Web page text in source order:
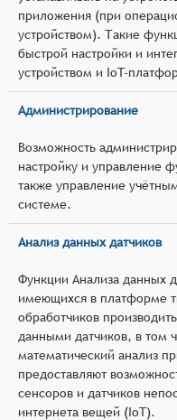
приложения (при
устройством). Такие
быстрой настройки и
устройством и IoT-
Администрирование
Возможность
настройку и управление
также управление
системе.
Анализ данных датчиков
Функции Анализа данных
имеющихся в платформе
обработчиков
данными датчиков, в том
математический анализ
предоставляют
сенсоров и датчиков
интернета вещей (IoT).